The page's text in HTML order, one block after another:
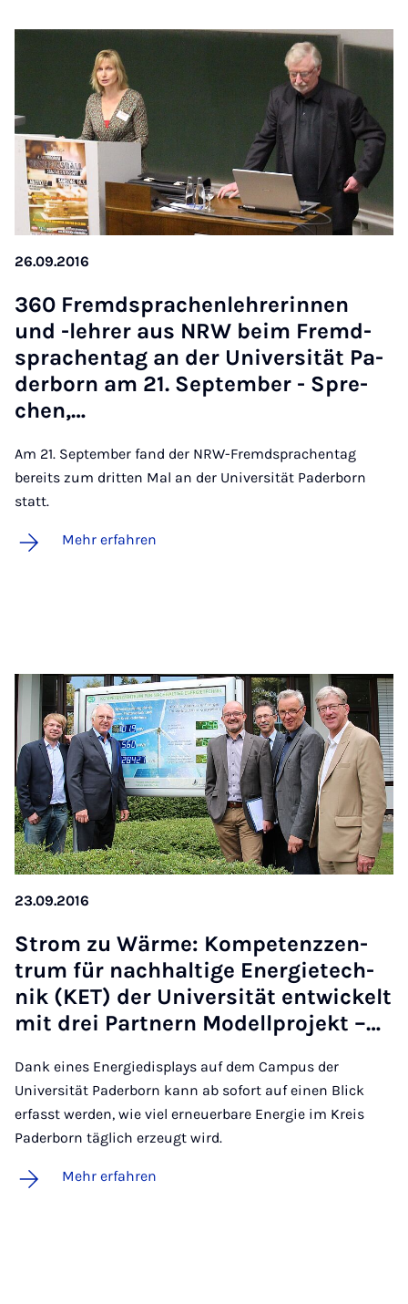
26.09.2016
360 Fremd­spra­chen­leh­re­rin­nen
und -leh­rer aus NRW beim Fremd­
sprachen­tag an der Uni­ver­si­tät Pa­
der­born am 21. Sep­tem­ber - Spre­
chen,…
Am 21. September fand der NRW-Fremdsprachentag
bereits zum dritten Mal an der Universität Paderborn
statt.
Mehr erfahren
23.09.2016
Strom zu Wär­me: Kom­pe­tenz­zen­
trum für nach­hal­ti­ge Ener­gie­tech­
nik (KET) der Uni­ver­si­tät ent­wi­ckelt
mit drei Part­nern Mo­dell­pro­jekt –…
Dank eines Energiedisplays auf dem Campus der
Universität Paderborn kann ab sofort auf einen Blick
erfasst werden, wie viel erneuerbare Energie im Kreis
Paderborn täglich erzeugt wird.
Mehr erfahren